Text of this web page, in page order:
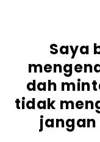
Saya
dah
tidak
jangan